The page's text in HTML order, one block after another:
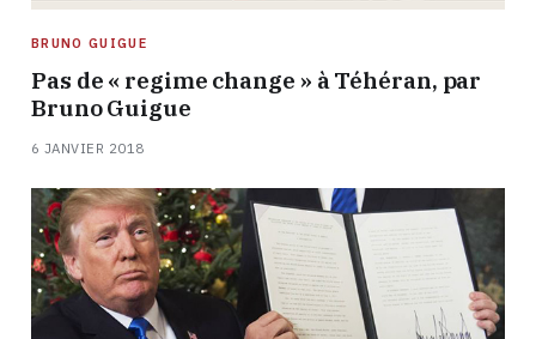
BRUNO GUIGUE
Pas de « regime change » à Téhéran, par
Bruno Guigue
6 JANVIER 2018